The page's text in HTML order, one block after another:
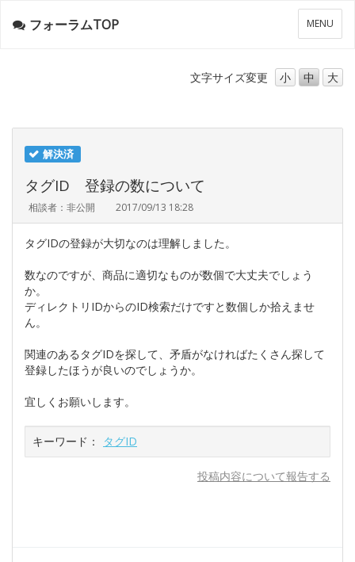
メ
ニ
ー
MENU
フォーラムTOP
文字サイズ変更 小 中 大
解決済
タグID 登録の数について
相談者：非公開 2017/09/13 18:28
タグIDの登録が大切なのは理解しました。
数なのですが、商品に適切なものが数個で大丈夫でしょう
か。
ディレクトリIDからのID検索だけですと数個しか拾えませ
ん。
関連のあるタグIDを探して、矛盾がなければたくさん探して
登録したほうが良いのでしょうか。
宜しくお願いします。
キーワード： タグID
投稿内容について報告する